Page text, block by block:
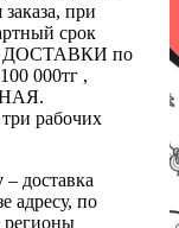
при
срок
ДОСТАВКИ по
000тг ,
рабочих
– доставка
адресу, по
регионы